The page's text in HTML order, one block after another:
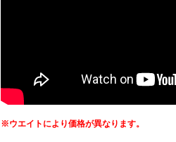
※ウエイトにより価格が異なります。